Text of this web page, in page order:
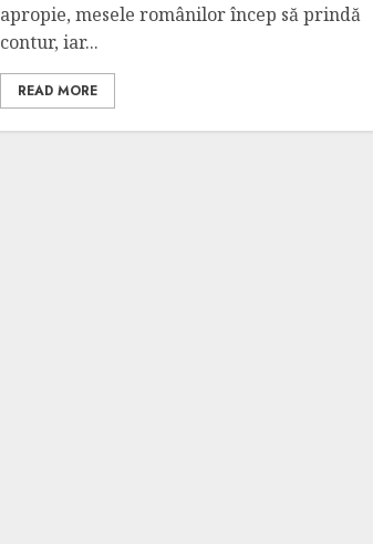
apropie, mesele românilor încep să prindă
contur, iar...
READ MORE